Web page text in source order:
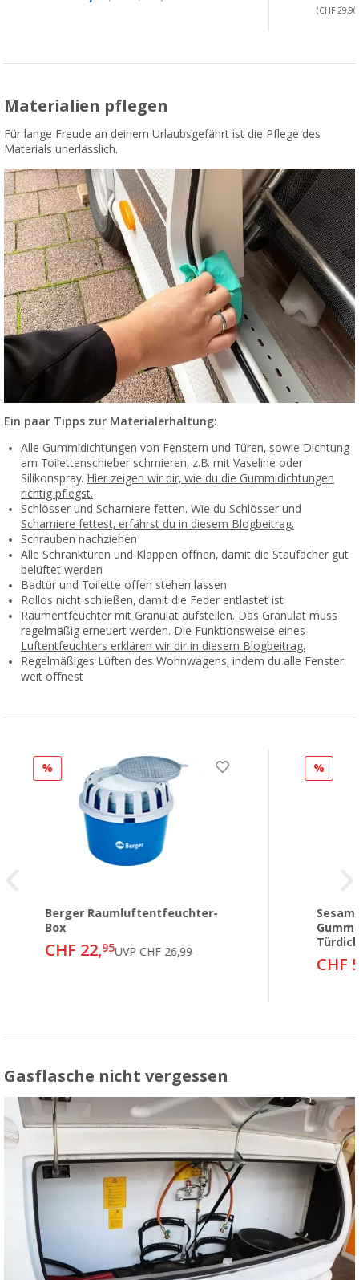
(CHF
Materialien pflegen
Für lange Freude an deinem Urlaubsgefährt ist die Pflege des
Materials unerlässlich.
Ein paar Tipps zur Materialerhaltung:
Alle Gummidichtungen von Fenstern und Türen, sowie Dichtung
am Toilettenschieber schmieren, z.B. mit Vaseline oder
Silikonspray. Hier zeigen wir dir, wie du die Gummidichtungen
richtig pflegst.
Schlösser und Scharniere fetten. Wie du Schlösser und
Scharniere fettest, erfährst du in diesem Blogbeitrag.
Schrauben nachziehen
Alle Schranktüren und Klappen öffnen, damit die Staufächer gut
belüftet werden
Badtür und Toilette offen stehen lassen
Rollos nicht schließen, damit die Feder entlastet ist
Raumentfeuchter mit Granulat aufstellen. Das Granulat muss
regelmäßig erneuert werden. Die Funktionsweise eines
Luftentfeuchters erklären wir dir in diesem Blogbeitrag.
Regelmäßiges Lüften des Wohnwagens, indem du alle Fenster
weit öffnest
%
Berger Raumluftentfeuchter-
Box
CHF 22,95UVPCHF 26,99
%
CHF
Gasflasche nicht vergessen